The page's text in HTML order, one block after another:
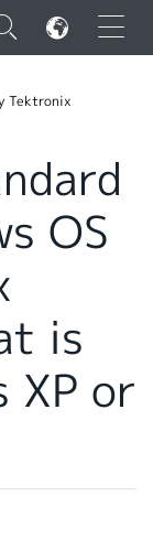
×
Tektronix
OS
is
XP or